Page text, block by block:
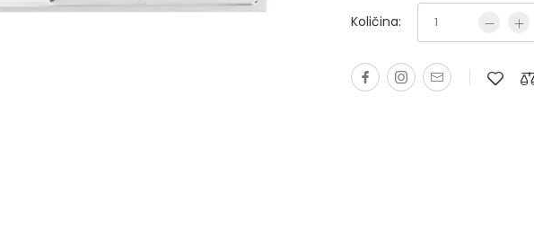
Količina: